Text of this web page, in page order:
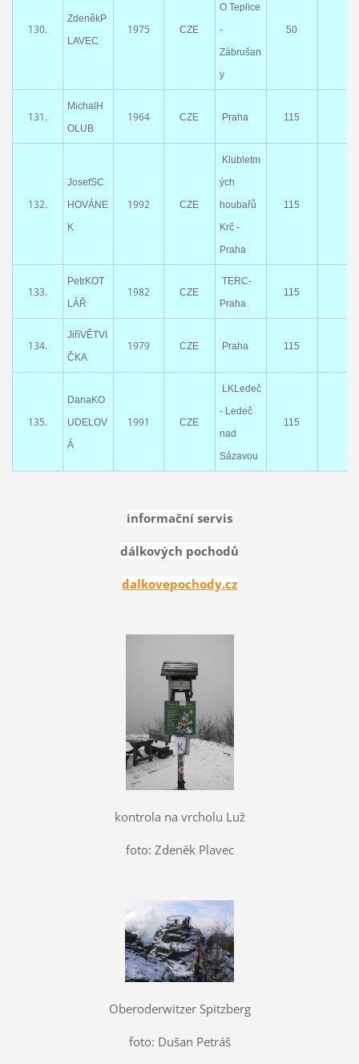
130.
ZdeněkP
LAVEC
1975 CZE
O Teplice
-
Zábrušan
y
50
131.
MichalH
OLUB
1964 CZE Praha 115
132.
JosefSC
HOVÁNE
K
1992 CZE
Klubletm
ých
houbařů
Krč -
Praha
115
133.
PetrKOT
LÁŘ
1982 CZE
TERC-
Praha
115
134.
JiříVĚTVI
ČKA
1979 CZE Praha 115
135.
DanaKO
UDELOV
Á
1991 CZE
LKLedeč
- Ledeč
nad
Sázavou
115
informační servis
dálkových pochodů
dalkovepochody.cz
kontrola na vrcholu Luž
foto: Zdeněk Plavec
Oberoderwitzer Spitzberg
foto: Dušan Petráš